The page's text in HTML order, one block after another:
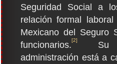
Seguridad Social a
relación formal
Mexicano del Seguro
funcionarios.[2]
Su
administración está a